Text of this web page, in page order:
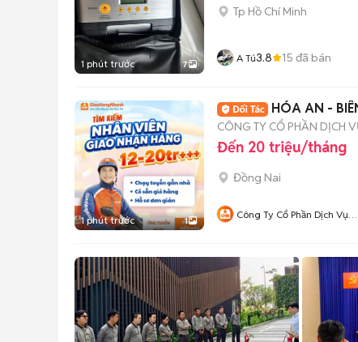
1 phút trước 7
Tp Hồ Chí Minh
A Tú3.8 15 đã bán
1 phút trước 1
HÓA AN -
CÔNG TY CỔ PHẦN DỊCH
Đến 20 triệu/tháng
Đồng Nai
Công Ty Cổ Phần Dịch Vụ